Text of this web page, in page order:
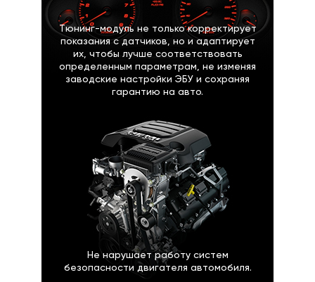
Тюнинг-модуль не только корректирует
показания с датчиков, но и адаптирует
их, чтобы лучше соответствовать
определенным параметрам, не изменяя
заводские настройки ЭБУ и сохраняя
гарантию на авто.
Не нарушает работу систем
безопасности двигателя автомобиля.